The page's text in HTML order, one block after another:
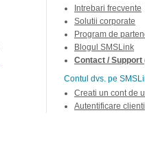
Intrebari frecvente
Solutii corporate
Program de
Blogul SMSLink
Contact / Support
Contul dvs. pe
Creati un cont de
Autentificare clienti